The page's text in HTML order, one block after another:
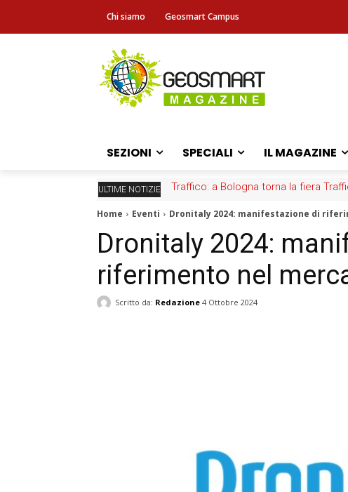
Chi siamo Geosmart Campus
SEZIONI SPECIALI IL MAGAZINE
ULTIME NOTIZIE Traffico: a Bologna torna la fiera
Home Eventi Dronitaly 2024: manifestazione di
Dronitaly 2024:
riferimento nel
Scritto da: Redazione 4 Ottobre 2024